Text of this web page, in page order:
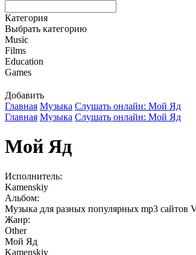
Категория
Выбрать категорию
Music
Films
Education
Games
Добавить
Главная Музыка Слушать онлайн: Мой Яд
Главная Музыка Слушать онлайн: Мой Яд
Мой Яд
Исполнитель:
Kamenskiy
Альбом:
Музыка для разных популярных mp3 сайтов
Жанр:
Other
Мой Яд
Kamenskiy